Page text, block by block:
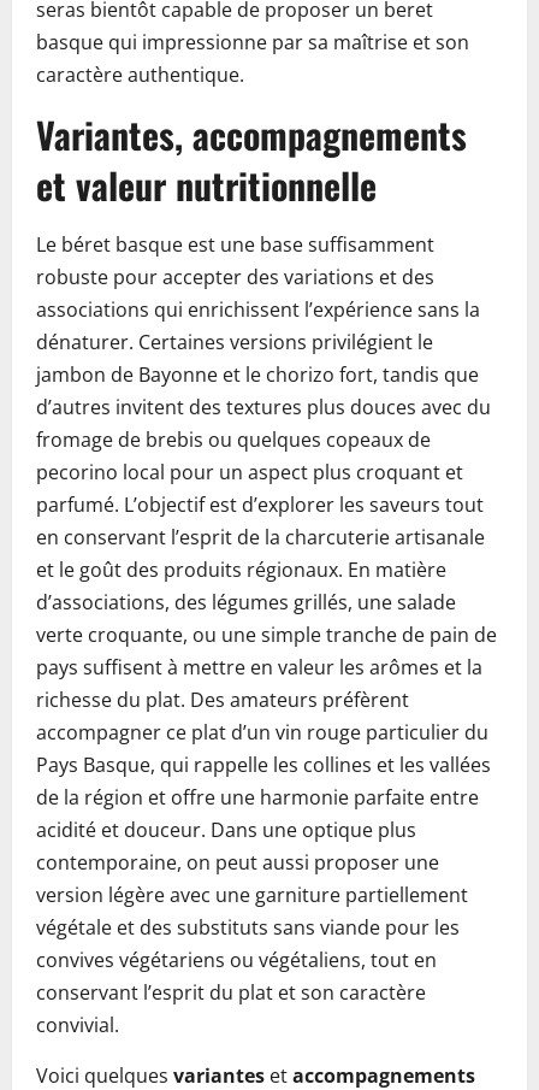
seras bientôt capable de proposer un beret
basque qui impressionne par sa maîtrise et son
caractère authentique.
Variantes, accompagnements
et valeur nutritionnelle
Le béret basque est une base suffisamment
robuste pour accepter des variations et des
associations qui enrichissent l’expérience sans la
dénaturer. Certaines versions privilégient le
jambon de Bayonne et le chorizo fort, tandis que
d’autres invitent des textures plus douces avec du
fromage de brebis ou quelques copeaux de
pecorino local pour un aspect plus croquant et
parfumé. L’objectif est d’explorer les saveurs tout
en conservant l’esprit de la charcuterie artisanale
et le goût des produits régionaux. En matière
d’associations, des légumes grillés, une salade
verte croquante, ou une simple tranche de pain de
pays suffisent à mettre en valeur les arômes et la
richesse du plat. Des amateurs préfèrent
accompagner ce plat d’un vin rouge particulier du
Pays Basque, qui rappelle les collines et les vallées
de la région et offre une harmonie parfaite entre
acidité et douceur. Dans une optique plus
contemporaine, on peut aussi proposer une
version légère avec une garniture partiellement
végétale et des substituts sans viande pour les
convives végétariens ou végétaliens, tout en
conservant l’esprit du plat et son caractère
convivial.
Voici quelques variantes etaccompagnements